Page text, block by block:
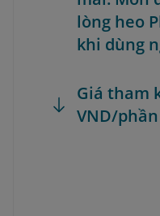
lòng heo
khi dùng
Giá tham
VND/phần